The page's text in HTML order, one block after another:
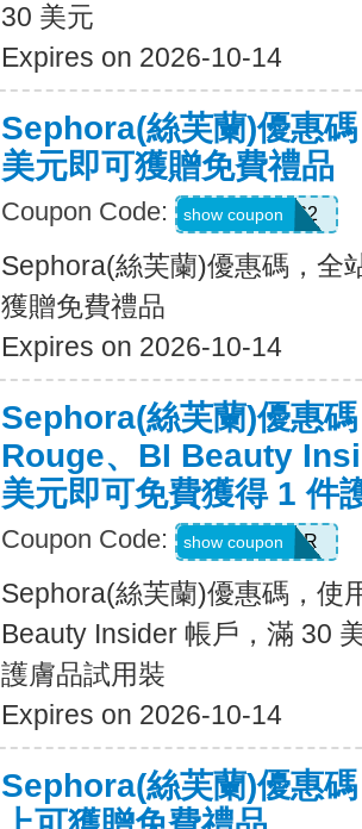
30 美元
Expires on 2026-10-14
Sephora(絲芙蘭)優惠
美元即可獲贈免費禮品
Coupon Code: CHERIOSA62
show coupon
Sephora(絲芙蘭)優惠碼，全
獲贈免費禮品
Expires on 2026-10-14
Sephora(絲芙蘭)優惠
Rouge、BI Beauty
美元即可免費獲得 1 件
Coupon Code: SKINBETTER
show coupon
Sephora(絲芙蘭)優惠碼，使
Beauty Insider 帳戶，滿 30
護膚品試用裝
Expires on 2026-10-14
Sephora(絲芙蘭)優惠